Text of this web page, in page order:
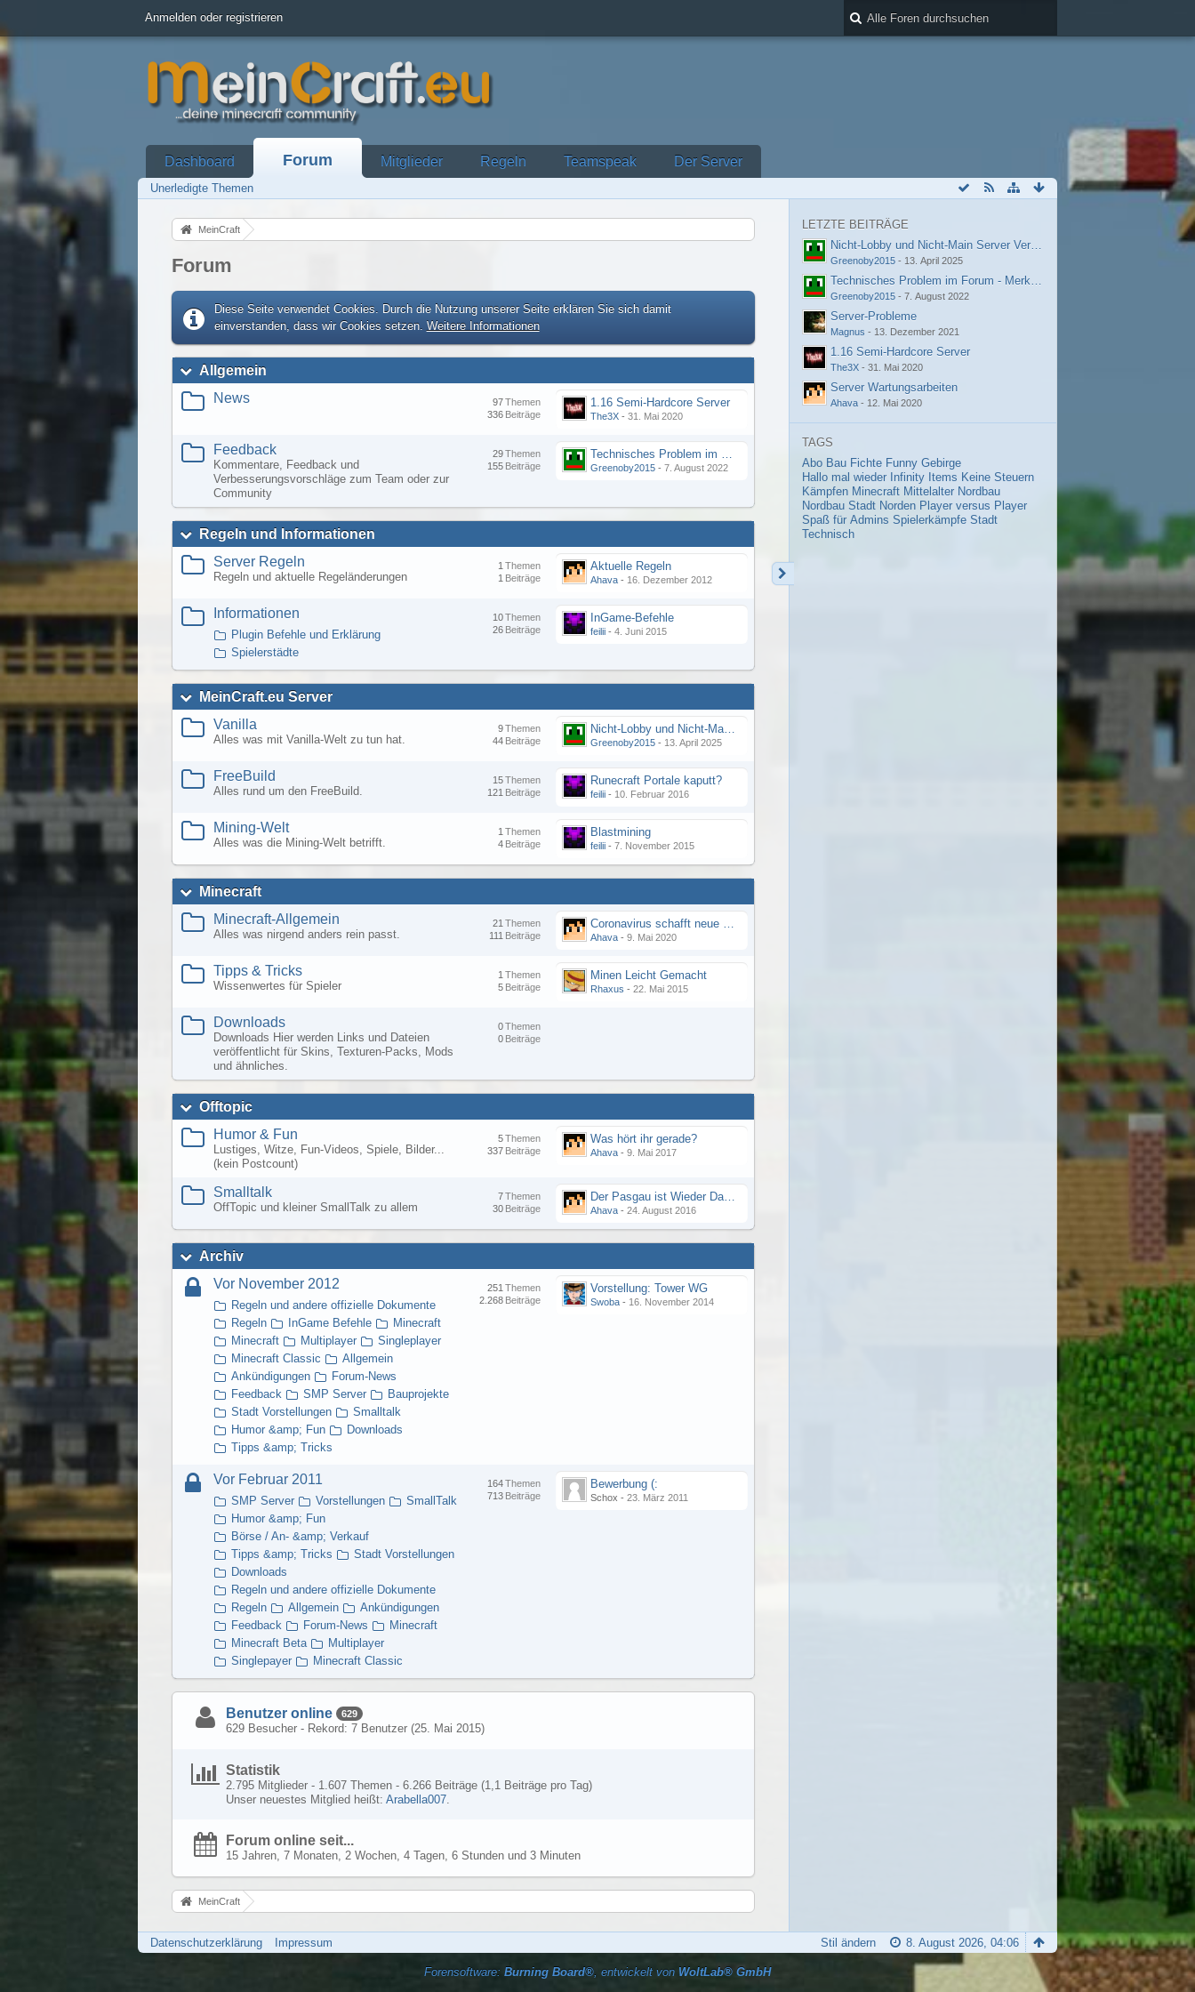
Anmelden oder registrieren
Dashboard Forum Mitglieder Regeln Teamspeak Der Server
Unerledigte Themen
MeinCraft
Forum
Diese Seite verwendet Cookies. Durch die Nutzung unserer Seite erklären Sie sich damit
einverstanden, dass wir Cookies setzen. Weitere Informationen
Allgemein
News
Themen
97
Beiträge
336
1.16 Semi-Hardcore Server
The3X -31. Mai 2020
Feedback
Kommentare, Feedback und
Verbesserungsvorschläge zum Team oder zur
Community
Themen
29
Beiträge
155 Greenoby2015 -7. August 2022
Regeln und Informationen
Server Regeln
Regeln und aktuelle Regeländerungen
Themen
1
Beiträge
1
Aktuelle Regeln
Ahava - 16. Dezember 2012
Informationen Themen
10
Beiträge
26
InGame-Befehle
feilii -4. Juni 2015
Plugin Befehle und Erklärung
Spielerstädte
MeinCraft.eu Server
Vanilla
Alles was mit Vanilla-Welt zu tun hat.
Themen
9
Beiträge
44 Greenoby2015 - 13. April 2025
FreeBuild
Alles rund um den FreeBuild.
Themen
15
Beiträge
121
Runecraft Portale kaputt?
feilii - 10. Februar 2016
Mining-Welt
Alles was die Mining-Welt betrifft.
Themen
1
Beiträge
4
Blastmining
feilii -7. November 2015
Minecraft
Minecraft-Allgemein
Alles was nirgend anders rein passt.
Themen
21
Beiträge
111 Ahava -9. Mai 2020
Tipps & Tricks
Wissenwertes für Spieler
Themen
1
Beiträge
5
Minen Leicht Gemacht
Rhaxus -22. Mai 2015
Downloads
Downloads Hier werden Links und Dateien
veröffentlicht für Skins, Texturen-Packs, Mods
und ähnliches.
Themen
0
Beiträge
0
Offtopic
Humor & Fun
Lustiges, Witze, Fun-Videos, Spiele, Bilder...
(kein Postcount)
Themen
5
Beiträge
337
Was hört ihr gerade?
Ahava -9. Mai 2017
Smalltalk
OffTopic und kleiner SmallTalk zu allem
Themen
7
Beiträge
30 Ahava -24. August 2016
Archiv
Vor November 2012
Themen
251
Beiträge
2.268
Vorstellung: Tower WG
Swoba - 16. November 2014
Regeln und andere offizielle Dokumente
Regeln
InGame Befehle
Minecraft
Minecraft
Multiplayer
Singleplayer
Minecraft Classic
Allgemein
Ankündigungen
Forum-News
Feedback
SMP Server
Bauprojekte
Stadt Vorstellungen
Smalltalk
Humor &amp; Fun
Downloads
Tipps &amp; Tricks
Vor Februar 2011 Themen
164
Beiträge
713
Bewerbung (:
Schox -23. März 2011
SMP Server Vorstellungen
SmallTalk
Humor &amp; Fun
Börse / An- &amp; Verkauf
Tipps &amp; Tricks
Stadt Vorstellungen
Downloads
Regeln und andere offizielle Dokumente
Regeln
Allgemein
Ankündigungen
Feedback
Forum-News
Minecraft
Minecraft Beta
Multiplayer
Singlepayer
Minecraft Classic
Benutzer online 629
629 Besucher - Rekord: 7 Benutzer (25. Mai 2015)
Statistik
2.795 Mitglieder - 1.607 Themen - 6.266 Beiträge (1,1 Beiträge pro Tag)
Unser neuestes Mitglied heißt: Arabella007.
Forum online seit...
15 Jahren, 7 Monaten, 2 Wochen, 4 Tagen, 6 Stunden und 3 Minuten
MeinCraft
LETZTE BEITRÄGE
Nicht-Lobby und Nicht-Main Server Verbindungsprobleme
Greenoby2015- 13. April 2025
Technisches Problem im Forum - Merkwürdige Fehlermeldung
Greenoby2015- 7. August 2022
Server-Probleme
Magnus - 13. Dezember 2021
1.16 Semi-Hardcore Server
The3X- 31. Mai 2020
Server Wartungsarbeiten
Ahava- 12. Mai 2020
TAGS
Abo Bau Fichte Funny Gebirge
Hallo mal wieder Infinity Items Keine Steuern
Kämpfen Minecraft Mittelalter Nordbau
Nordbau Stadt Norden Player versus Player
Spaß für Admins Spielerkämpfe Stadt
Technisch
Datenschutzerklärung Impressum 8. August 2026, 04:06
Stil ändern
Forensoftware: Burning Board®, entwickelt von WoltLab® GmbH